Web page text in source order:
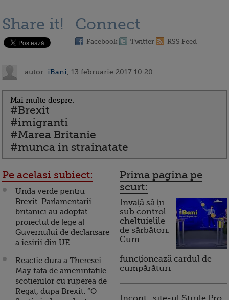
Share it! Connect
Facebook Twitter RSS Feed
autor: iBani , 13 februarie 2017 10:20
Mai multe despre:
#Brexit
#imigranti
#Marea Britanie
#munca in strainatate
Pe acelasi subiect:
Unda verde pentru
Brexit. Parlamentarii
britanici au adoptat
proiectul de lege al
Guvernului de declansare
a iesirii din UE
Reactie dura a Theresei
May fata de amenintatile
scotienilor cu ruperea de
Regat, dupa Brexit: “O
Prima pagina pe
scurt:
Invață să ții
sub control
cheltuielile
de sărbători.
Cum
funcționează cardul de
cumpărături